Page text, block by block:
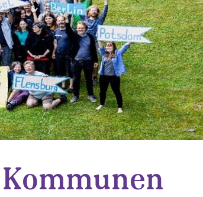
Teste